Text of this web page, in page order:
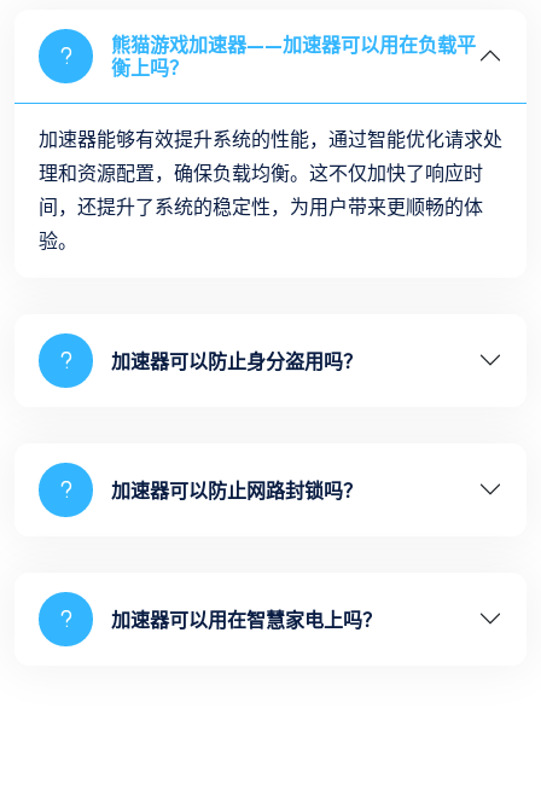
熊猫游戏加速器——加速器可以用在负载平
衡上吗？
加速器能够有效提升系统的性能，通过智能优化请求处
理和资源配置，确保负载均衡。这不仅加快了响应时
间，还提升了系统的稳定性，为用户带来更顺畅的体
验。
加速器可以防止身分盗用吗？
加速器可以防止网路封锁吗？
加速器可以用在智慧家电上吗？